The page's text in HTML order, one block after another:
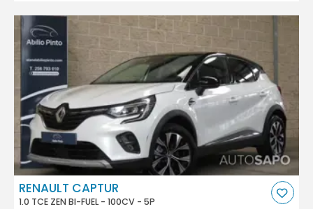
RENAULT CAPTUR
1.0 TCE ZEN BI-FUEL - 100CV - 5P